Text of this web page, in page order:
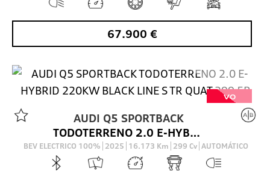
67.900 €
VO
AUDI Q5 SPORTBACK
TODOTERRENO 2.0 E-HYBRID 220KW BLACK LINE S TR QUAT 299 5P
BEV ELECTRICO 100% 2025 16.173 Km 299 Cv AUTOMÁTICO